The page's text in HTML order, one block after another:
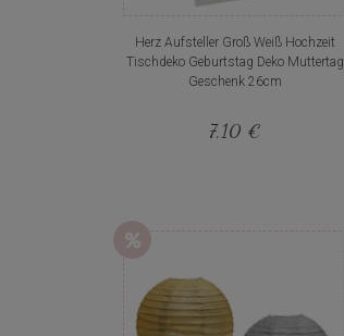
Herz Aufsteller Groß Weiß Hochzeit
Tischdeko Geburtstag Deko Muttertag
Geschenk 26cm
7,10 €